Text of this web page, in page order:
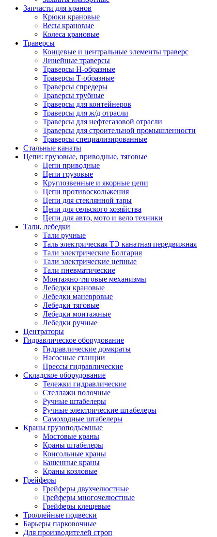
Запчасти для кранов
Крюки крановые
Весы крановые
Колеса крановые
Траверсы
Концевые и центральные элементы траверс
Линейные траверсы
Траверсы Н-образные
Траверсы Т-образные
Траверсы спредеры
Траверсы трубные
Траверсы для контейнеров
Траверсы для ж/д отрасли
Траверсы для нефтегазовой отрасли
Траверсы для строительной промышленности
Траверсы специализированные
Стальные канаты
Цепи: грузовые, приводные, тяговые
Цепи приводные
Цепи грузовые
Круглозвенные и якорные цепи
Цепи противоскольжения
Цепи для стеклянной тары
Цепи для сельского хозяйства
Цепи для авто, мото и вело техники
Тали, лебедки
Тали ручные
Таль электрическая ТЭ канатная передвижная
Тали электрические Болгария
Тали электрические цепные
Тали пневматические
Монтажно-тяговые механизмы
Лебедки крановые
Лебедки маневровые
Лебедки тяговые
Лебедки монтажные
Лебедки ручные
Центраторы
Гидравлическое оборудование
Гидравлические домкраты
Насосные станции
Прессы гидравлические
Складское оборудование
Тележки гидравлические
Cтеллажи полочные
Ручные штабелеры
Ручные электрические штабелеры
Самоходные штабелеры
Краны грузоподъемные
Мостовые краны
Краны штабелеры
Консольные краны
Башенные краны
Краны козловые
Грейферы
Грейферы двухчелюстные
Грейферы многочелюстные
Грейферы клещевые
Троллейные подвески
Барьеры парковочные
Для производителей строп